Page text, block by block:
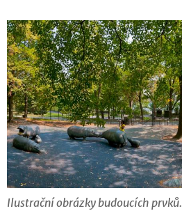
Ilustrační obrázky budoucích prvků.